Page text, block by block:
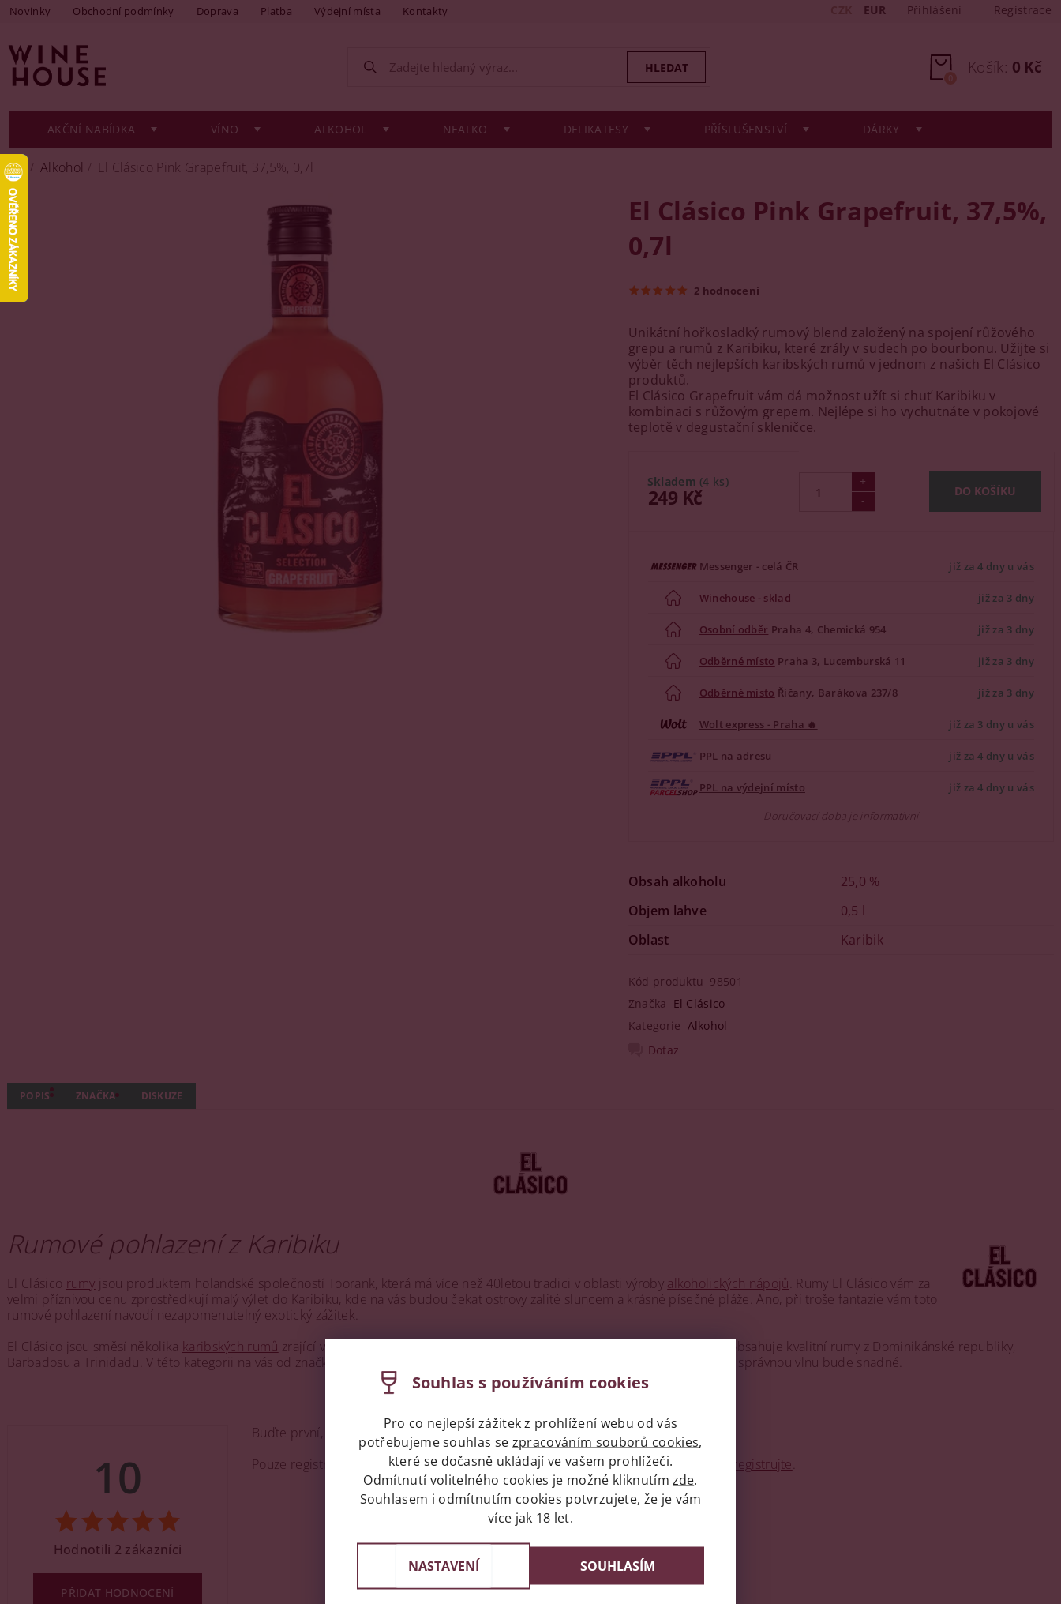
Novinky Obchodní podmínky Doprava Platba Výdejní místa Kontakty EUR Přihlášení Registrace
Košík: 0 Kč
0
AKČNÍ NABÍDKA VÍNO ALKOHOL NEALKO DELIKATESY PŘÍSLUŠENSTVÍ DÁRKY
Alkohol El Clásico Pink Grapefruit, 37,5%, 0,7l
El Clásico Pink Grapefruit, 37,5%,
0,7l
2 hodnocení
Unikátní hořkosladký rumový blend založený na spojení růžového
grepu a rumů z Karibiku, které zrály v sudech po bourbonu. Užijte si
výběr těch nejlepších karibských rumů v jednom z našich El Clásico
produktů.
El Clásico Grapefruit vám dá možnost užít si chuť Karibiku v
kombinaci s růžovým grepem. Nejlépe si ho vychutnáte v pokojové
teplotě v degustační skleničce.
Skladem (4 ks)
249 Kč
Messenger - celá ČR již za 4 dny u vás
Winehouse - sklad již za 3 dny
Osobní odběr Praha 4, Chemická 954 již za 3 dny
Odběrné místo Praha 3, Lucemburská 11 již za 3 dny
Odběrné místo Říčany, Barákova 237/8 již za 3 dny
Wolt express - Praha 🔥 již za 3 dny u vás
PPL na adresu již za 4 dny u vás
PPL na výdejní místo
již za 4 dny u vás
Doručovací doba je informativní
Obsah alkoholu
25,0 %
Objem lahve
0,5 l
Oblast
Karibik
Kód produktu 98501
Značka El Clásico
Kategorie Alkohol
Dotaz
POPIS ZNAČKA DISKUZE
Rumové pohlazení z Karibiku
El Clásico rumy jsou produktem holandské společností Toorank, která má více než 40letou tradici v oblasti výroby alkoholických nápojů . Rumy El Clásico vám za
velmi příznivou cenu zprostředkují malý výlet do Karibiku, kde na vás budou čekat ostrovy zalité sluncem a krásné písečné pláže. Ano, při troše fantazie vám toto
rumové pohlazení navodí nezapomenutelný exotický zážitek.
El Clásico jsou směsí několika karibských rumů zrající v sudech po bourbonu. Jemný, kořenitý a lehce nasládlý rumový blend obsahuje kvalitní rumy z Dominikánské republiky,
Barbadosu a Trinidadu. V této kategorii na vás od značky El Clásico čekají rumy hned v několika řadách, takže nasednout na tu správnou vlnu bude snadné.
Buďte první, kdo napíše příspěvek k této položce.
Pouze registrovaní uživatelé mohou vkládat příspěvky. Prosímpřihlaste se registrujte
10
Hodnotili 2 zákazníci
PŘIDAT HODNOCENÍ
Souhlas s používáním cookies
Pro co nejlepší zážitek z prohlížení webu od vás
potřebujeme souhlas se zpracováním souborů cookies,
které se dočasně ukládají ve vašem prohlížeči.
Odmítnutí volitelného cookies je možné kliknutím zde.
Souhlasem i odmítnutím cookies potvrzujete, že je vám
více jak 18 let.
NASTAVENÍ SOUHLASÍM